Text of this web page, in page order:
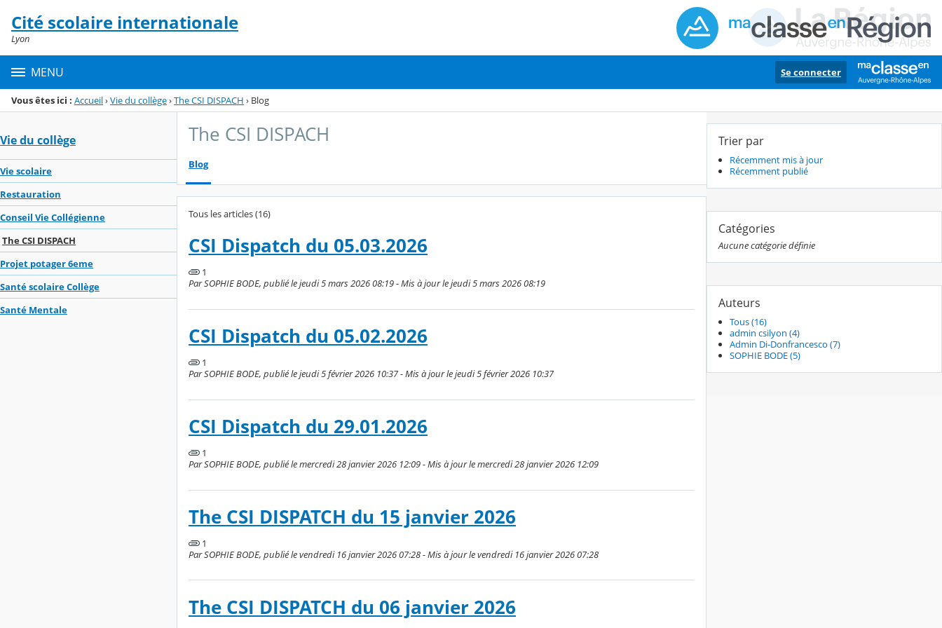
Menu de la rubrique
Contenu
Cité scolaire internationale
Lyon
MENU Se connecter
Vous êtes ici : Accueil›Vie du collège›The CSI DISPACH › Blog
Vie du collège
Vie scolaire
Restauration
Conseil Vie Collégienne
The CSI DISPACH
Projet potager 6eme
Santé scolaire Collège
Santé Mentale
The CSI DISPACH
Blog
Tous les articles (16)
CSI Dispatch du 05.03.2026
1
Par SOPHIE BODE, publié le jeudi 5 mars 2026 08:19 - Mis à jour le jeudi 5 mars 2026 08:19
CSI Dispatch du 05.02.2026
1
Par SOPHIE BODE, publié le jeudi 5 février 2026 10:37 - Mis à jour le jeudi 5 février 2026 10:37
CSI Dispatch du 29.01.2026
1
Par SOPHIE BODE, publié le mercredi 28 janvier 2026 12:09 - Mis à jour le mercredi 28 janvier 2026 12:09
The CSI DISPATCH du 15 janvier 2026
1
Par SOPHIE BODE, publié le vendredi 16 janvier 2026 07:28 - Mis à jour le vendredi 16 janvier 2026 07:28
The CSI DISPATCH du 06 janvier 2026
Trier par
Récemment mis à jour
Récemment publié
Catégories
Aucune catégorie définie
Auteurs
Tous (16)
admin csilyon (4)
Admin Di-Donfrancesco (7)
SOPHIE BODE (5)